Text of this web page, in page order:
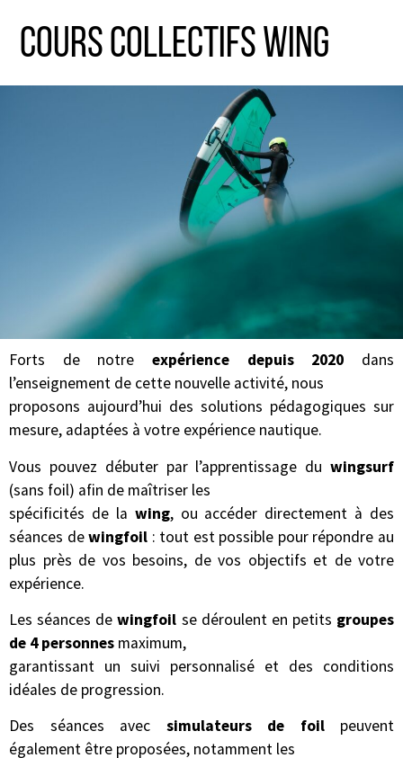
Cours collectifs Wing
Forts de notre expérience depuis 2020 dans
l’enseignement de cette nouvelle activité, nous
proposons aujourd’hui des solutions pédagogiques sur
mesure, adaptées à votre expérience nautique.
Vous pouvez débuter par l’apprentissage du wingsurf
(sans foil) afin de maîtriser les
spécificités de la wing, ou accéder directement à des
séances dewingfoil : tout est possible pour répondre au
plus près de vos besoins, de vos objectifs et de votre
expérience.
Les séances dewingfoil se déroulent en petits groupes
de 4 personnes maximum,
garantissant un suivi personnalisé et des conditions
idéales de progression.
Des séances avec simulateurs de foilpeuvent
également être proposées, notamment les